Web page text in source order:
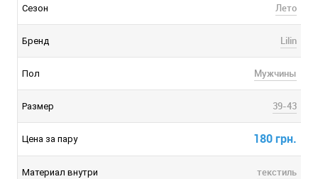
Сезон Лето
Бренд Lilin
Пол Мужчины
Размер 39-43
Цена за пару 180 грн.
Материал внутри текстиль